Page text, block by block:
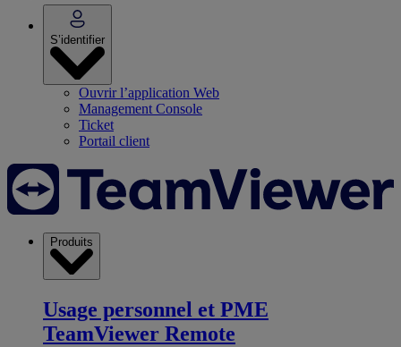
S’identifier
Ouvrir l’application Web
Management Console
Ticket
Portail client
Produits
Usage personnel et PME
TeamViewer Remote